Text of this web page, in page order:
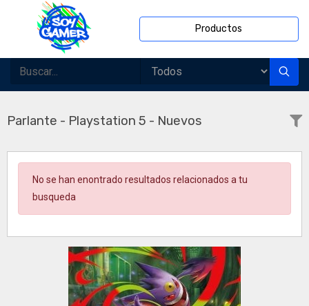
Productos
Parlante - Playstation 5 - Nuevos
No se han enontrado resultados relacionados a tu
busqueda